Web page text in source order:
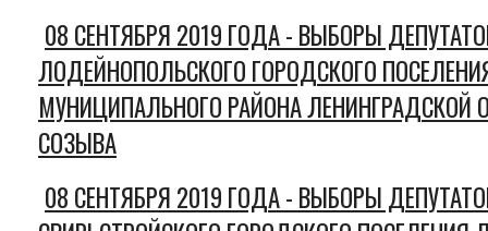
08 СЕНТЯБРЯ 2019 ГОДА - ВЫБОРЫ
ЛОДЕЙНОПОЛЬСКОГО ГОРОДСКОГО
МУНИЦИПАЛЬНОГО РАЙОНА ЛЕНИНГРАДСКОЙ
СОЗЫВА
08 СЕНТЯБРЯ 2019 ГОДА - ВЫБОРЫ